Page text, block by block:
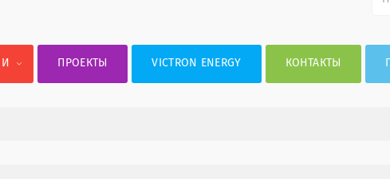
ПРОЕКТЫ VICTRON ENERGY КОНТАКТЫ